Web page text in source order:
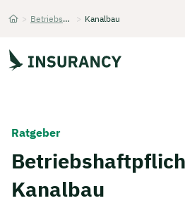
> Betriebshaftpflichtversicherung > Kanalbau
Finanzen
Ratgeber
Kanalbau